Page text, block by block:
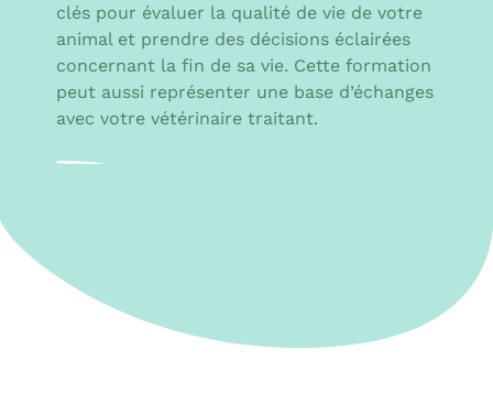
clés pour évaluer la qualité de vie de votre
animal et prendre des décisions éclairées
concernant la fin de sa vie. Cette formation
peut aussi représenter une base d’échanges
avec votre vétérinaire traitant.